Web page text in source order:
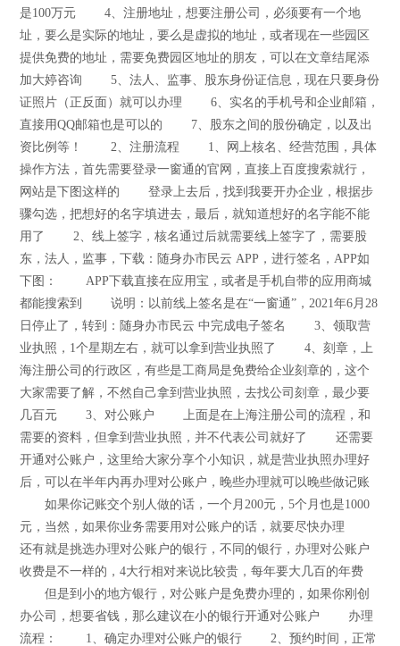
是100万元 4、注册地址，想要注册公司，必须要有一个地
址，要么是实际的地址，要么是虚拟的地址，或者现在一些园区
提供免费的地址，需要免费园区地址的朋友，可以在文章结尾添
加大婷咨询 5、法人、监事、股东身份证信息，现在只要身份
证照片（正反面）就可以办理 6、实名的手机号和企业邮箱，
直接用QQ邮箱也是可以的 7、股东之间的股份确定，以及出
资比例等！ 2、注册流程 1、网上核名、经营范围，具体
操作方法，首先需要登录一窗通的官网，直接上百度搜索就行，
网站是下图这样的 登录上去后，找到我要开办企业，根据步
骤勾选，把想好的名字填进去，最后，就知道想好的名字能不能
用了 2、线上签字，核名通过后就需要线上签字了，需要股
东，法人，监事，下载：随身办市民云 APP，进行签名，APP如
下图： APP下载直接在应用宝，或者是手机自带的应用商城
都能搜索到 说明：以前线上签名是在“一窗通”，2021年6月28
日停止了，转到：随身办市民云 中完成电子签名 3、领取营
业执照，1个星期左右，就可以拿到营业执照了 4、刻章，上
海注册公司的行政区，有些是工商局是免费给企业刻章的，这个
大家需要了解，不然自己拿到营业执照，去找公司刻章，最少要
几百元 3、对公账户 上面是在上海注册公司的流程，和
需要的资料，但拿到营业执照，并不代表公司就好了 还需要
开通对公账户，这里给大家分享个小知识，就是营业执照办理好
后，可以在半年内再办理对公账户，晚些办理就可以晚些做记账
如果你记账交个别人做的话，一个月200元，5个月也是1000
元，当然，如果你业务需要用对公账户的话，就要尽快办理
还有就是挑选办理对公账户的银行，不同的银行，办理对公账户
收费是不一样的，4大行相对来说比较贵，每年要大几百的年费
但是到小的地方银行，对公账户是免费办理的，如果你刚创
办公司，想要省钱，那么建议在小的银行开通对公账户 办理
流程： 1、确定办理对公账户的银行 2、预约时间，正常